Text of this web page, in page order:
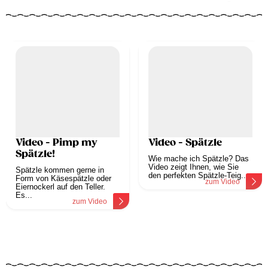
Video - Pimp my
Spätzle!
Spätzle kommen gerne in
Form von Käsespätzle oder
Eiernockerl auf den Teller.
Es...
zum Video
Video - Spätzle
Wie mache ich Spätzle? Das
Video zeigt Ihnen, wie Sie
den perfekten Spätzle-Teig...
zum Video